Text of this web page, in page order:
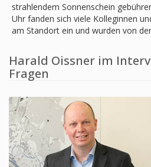
strahlendem Sonnenschein
Uhr fanden sich viele Kolleginnen
am Standort ein und wurden von
Harald Oissner im
Fragen